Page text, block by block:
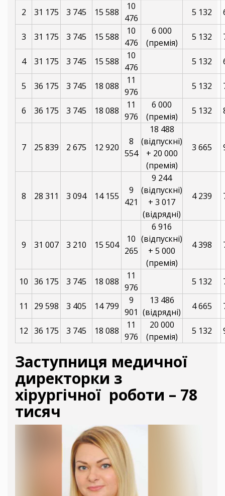
2 31 175 3 745 15 588
10
476
5 132
3 31 175 3 745 15 588
10
476
6 000
(премія)
5 132
4 31 175 3 745 15 588
10
476
5 132
5 36 175 3 745 18 088
11
976
5 132
6 36 175 3 745 18 088
11
976
6 000
(премія)
5 132
7 25 839 2 675 12 920
8
554
18 488
(відпускні)
+ 20 000
(премія)
3 665
8 28 311 3 094 14 155
9
421
9 244
(відпускні)
+ 3 017
(відрядні)
4 239
9 31 007 3 210 15 504
10
265
6 916
(відпускні)
+ 5 000
(премія)
4 398
10 36 175 3 745 18 088
11
976
5 132
11 29 598 3 405 14 799
9
901
13 486
(відрядні)
4 665
12 36 175 3 745 18 088
11
976
20 000
(премія)
5 132
Заступниця медичної
директорки з
хірургічної роботи – 78
тисяч